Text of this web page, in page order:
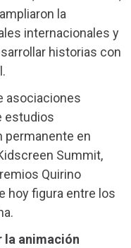
ampliaron la
internacionales y
historias con
asociaciones
estudios
permanente en
Summit,
Quirino
hoy figura entre los
la animación